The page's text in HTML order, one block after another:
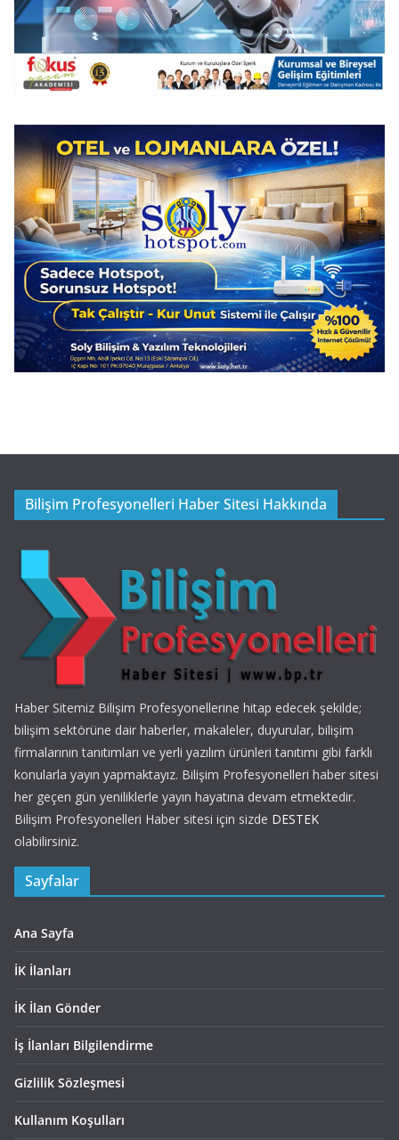
Bilişim Profesyonelleri Haber Sitesi Hakkında
Haber Sitemiz Bilişim Profesyonellerine hitap edecek şekilde;
bilişim sektörüne dair haberler, makaleler, duyurular, bilişim
firmalarının tanıtımları ve yerli yazılım ürünleri tanıtımı gibi farklı
konularla yayın yapmaktayız. Bilişim Profesyonelleri haber sitesi
her geçen gün yeniliklerle yayın hayatına devam etmektedir.
Bilişim Profesyonelleri Haber sitesi için sizde DESTEK
olabilirsiniz.
Sayfalar
Ana Sayfa
İK İlanları
İK İlan Gönder
İş İlanları Bilgilendirme
Gizlilik Sözleşmesi
Kullanım Koşulları